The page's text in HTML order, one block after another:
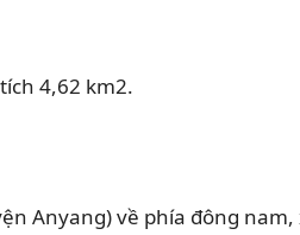
4,62 km2.
Anyang) về phía đông nam,